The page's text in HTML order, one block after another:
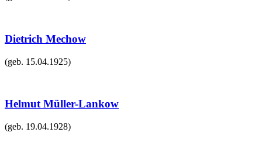
Dietrich Mechow
(geb. 15.04.1925)
Helmut Müller-Lankow
(geb. 19.04.1928)